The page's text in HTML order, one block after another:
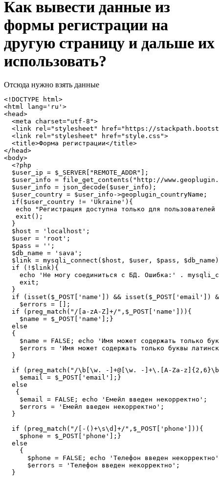
Как вывести данные из
формы регистрации на
другую страницу и дальше их
использовать?
Отсюда нужно взять данные
<!DOCTYPE html>
<html lang='ru'>
<head>
  <meta charset="utf-8">
<link rel="stylesheet" href="https://
  <link rel="stylesheet" href="style.css">
  <title>Форма регистрации</title>
</head>
<body>
  <?php
  $user_ip = $_SERVER["REMOTE_ADDR"];
$user_info = file_get_contents("http://
  $user_info = json_decode($user_info);
  $user_country = $user_info->geoplugin_countryName;
  if($user_country != 'Ukraine'){
echo "Регистрация доступна только для пользователей
   exit();
  }
  $host = 'localhost';
  $user = 'root';
  $pass = '';
  $db_name = 'sava';
$link = mysqli_connect($host, $user, $pass,
  if (!$link){
echo 'Не могу соединиться с БД. Ошибка:' .
    exit;
  }
if (isset($_POST['name']) && isset($_POST['email'])
    $errors = [];
  if (preg_match("/[a-zA-Z]+/",$_POST['name'])){
    $name = $_POST['name'];}
  else
  {
$name = FALSE; echo 'Имя может содержать только
$errors = 'Имя может содержать только буквы
  }
if (preg_match("/\b[\w. -]+@[\w. -]+\.[A-Za-
    $email = $_POST['email'];}
  else
   {
    $email = FALSE; echo 'Емейл введен некорректно';
    $errors = 'Емейл введен некорректно';
  }
  if (preg_match("/[-()+\s\d]+/",$_POST['phone'])){
    $phone = $_POST['phone'];}
  else
    {
$phone = FALSE; echo 'Телефон введен
      $errors = 'Телефон введен некорректно';
  }